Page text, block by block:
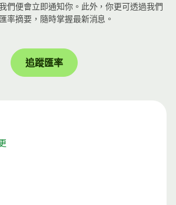
們便會立即通知你。此外，你更可透過我們
率摘要，隨時掌握最新消息。
追蹤匯率